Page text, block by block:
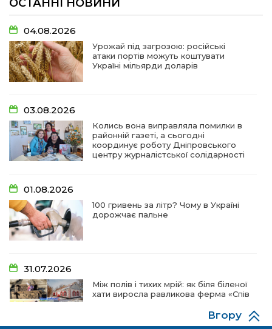
ОСТАННІ НОВИНИ
04.08.2026
Урожай під загрозою: російські
атаки портів можуть коштувати
Україні мільярди доларів
03.08.2026
Колись вона виправляла помилки в
районній газеті, а сьогодні
координує роботу Дніпровського
центру журналістської солідарності
01.08.2026
100 гривень за літр? Чому в Україні
дорожчає пальне
31.07.2026
Між полів і тихих мрій: як біля біленої
хати виросла равликова ферма «Спів
Вгору